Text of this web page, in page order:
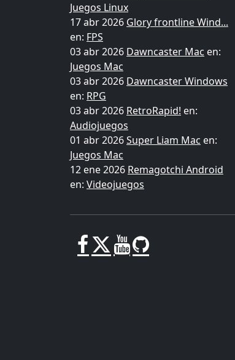
Juegos Linux
17 abr 2026 Glory frontline Wind...
en: FPS
03 abr 2026 Dawncaster Mac en:
Juegos Mac
03 abr 2026 Dawncaster Windows
en: RPG
03 abr 2026 RetroRapid! en:
Audiojuegos
01 abr 2026Super Liam Mac en:
Juegos Mac
12 ene 2026 Remagotchi Android
en: Videojuegos